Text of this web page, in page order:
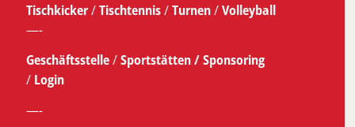
Tischkicker/Tischtennis/Turnen/Volleyball
—-
Geschäftsstelle/Sportstätten /Sponsoring
/ Login
—-